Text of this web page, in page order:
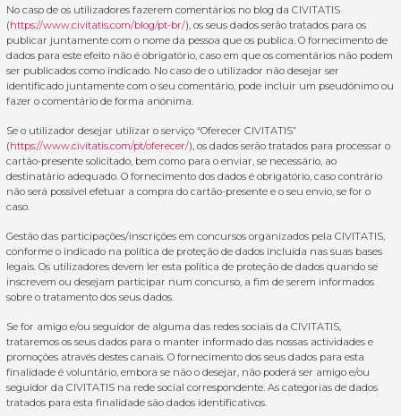
No caso de os utilizadores fazerem comentários no blog da CIVITATIS
(https://www.civitatis.com/blog/pt-br/), os seus dados serão tratados para os
publicar juntamente com o nome da pessoa que os publica. O fornecimento de
dados para este efeito não é obrigatório, caso em que os comentários não podem
ser publicados como indicado. No caso de o utilizador não desejar ser
identificado juntamente com o seu comentário, pode incluir um pseudónimo ou
fazer o comentário de forma anónima.
Se o utilizador desejar utilizar o serviço “Oferecer CIVITATIS”
(https://www.civitatis.com/pt/oferecer/), os dados serão tratados para processar o
cartão-presente solicitado, bem como para o enviar, se necessário, ao
destinatário adequado. O fornecimento dos dados é obrigatório, caso contrário
não será possível efetuar a compra do cartão-presente e o seu envio, se for o
caso.
Gestão das participações/inscrições em concursos organizados pela CIVITATIS,
conforme o indicado na política de proteção de dados incluída nas suas bases
legais. Os utilizadores devem ler esta política de proteção de dados quando se
inscrevem ou desejam participar num concurso, a fim de serem informados
sobre o tratamento dos seus dados.
Se for amigo e/ou seguidor de alguma das redes sociais da CIVITATIS,
trataremos os seus dados para o manter informado das nossas actividades e
promoções através destes canais. O fornecimento dos seus dados para esta
finalidade é voluntário, embora se não o desejar, não poderá ser amigo e/ou
seguidor da CIVITATIS na rede social correspondente. As categorias de dados
tratados para esta finalidade são dados identificativos.